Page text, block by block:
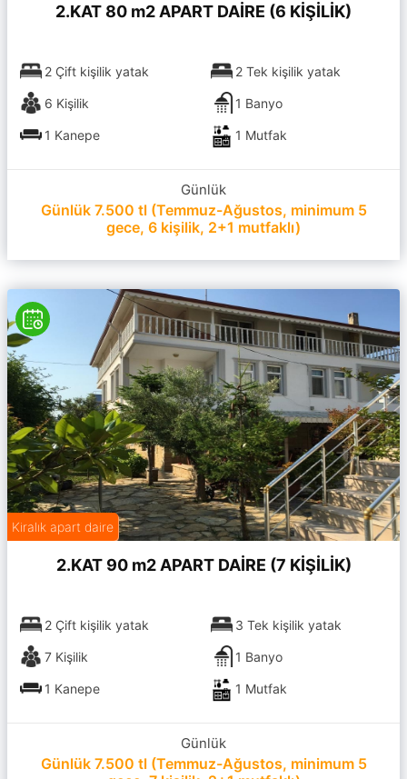
2.KAT 80 m2 APART DAİRE (6 KİŞİLİK)
2 Çift kişilik yatak 2 Tek kişilik yatak
6 Kişilik 1 Banyo
1 Kanepe 1 Mutfak
Günlük
Günlük 7.500 tl (Temmuz-Ağustos, minimum 5
gece, 6 kişilik, 2+1 mutfaklı)
Kiralık apart daire
2.KAT 90 m2 APART DAİRE (7 KİŞİLİK)
2 Çift kişilik yatak 3 Tek kişilik yatak
7 Kişilik 1 Banyo
1 Kanepe 1 Mutfak
Günlük
Günlük 7.500 tl (Temmuz-Ağustos, minimum 5